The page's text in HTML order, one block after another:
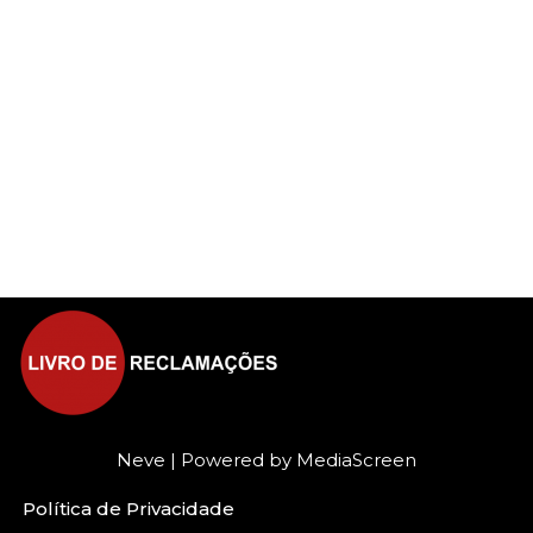
Neve | Powered by MediaScreen
Política de Privacidade